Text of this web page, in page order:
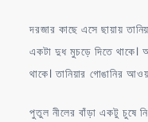
দরজার কাছে এসে ছায়ায়
একটা দুধ মুচড়ে দিতে
থাকে। তানিয়ার গোঙানির
পুতুল নীলের বাঁড়া একটু চুষে